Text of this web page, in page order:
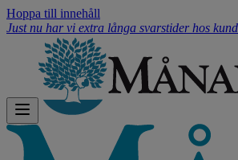
Hoppa till innehåll
Just nu har vi extra långa svarstider hos